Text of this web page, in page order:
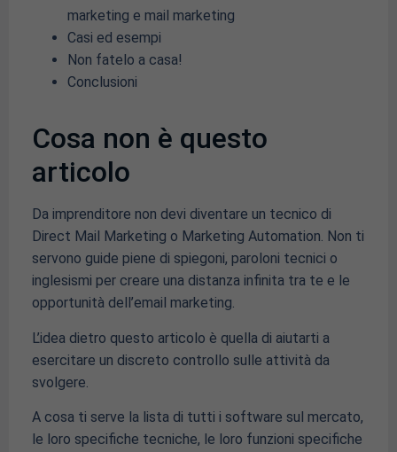
marketing e mail marketing
Casi ed esempi
Non fatelo a casa!
Conclusioni
Cosa non è questo
articolo
Da imprenditore non devi diventare un tecnico di
Direct Mail Marketing o Marketing Automation. Non ti
servono guide piene di spiegoni, paroloni tecnici o
inglesismi per creare una distanza infinita tra te e le
opportunità dell’email marketing.
L’idea dietro questo articolo è quella di aiutarti a
esercitare un discreto controllo sulle attività da
svolgere.
A cosa ti serve la lista di tutti i software sul mercato,
le loro specifiche tecniche, le loro funzioni specifiche